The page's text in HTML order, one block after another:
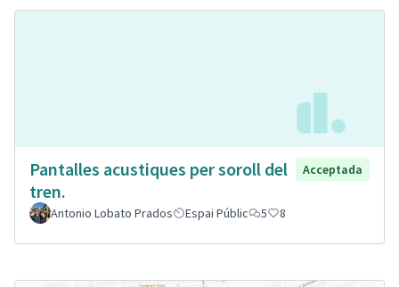
Pantalles acustiques per soroll del
tren.
Acceptada
Antonio Lobato Prados Espai Públic 5 8